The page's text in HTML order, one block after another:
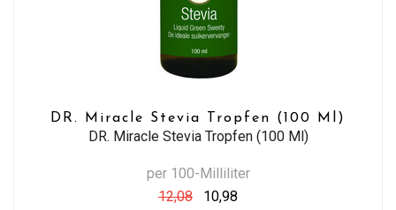
DR. Miracle Stevia Tropfen (100 Ml)
DR. Miracle Stevia Tropfen (100 Ml)
per 100-Milliliter
12,08
10,98